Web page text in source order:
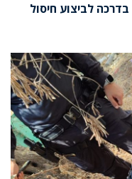
לביצוע חיסול